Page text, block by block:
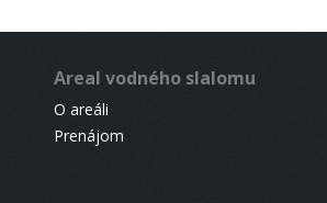
Areal vodného slalomu
O areáli
Prenájom